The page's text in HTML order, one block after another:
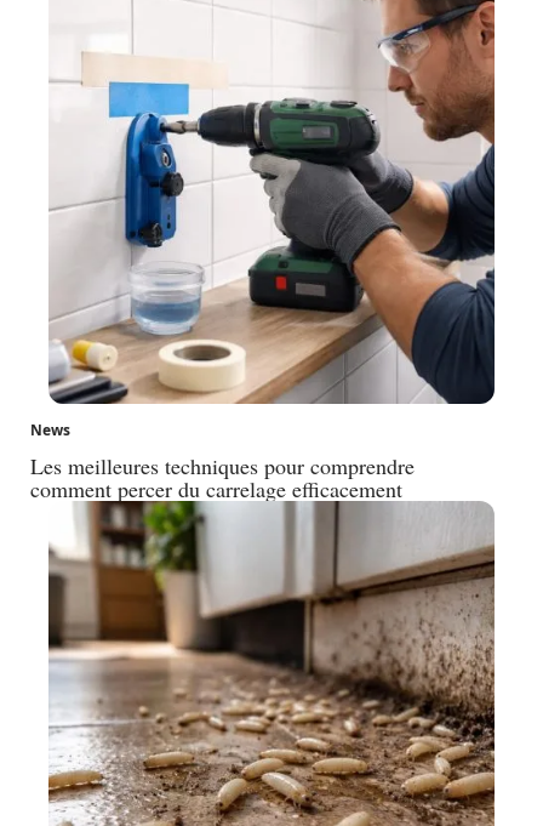
News
Les meilleures techniques pour comprendre
comment percer du carrelage efficacement